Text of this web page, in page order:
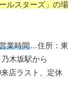
ルスターズ」の場
業時間…住所：東
木坂駅から
店ラスト、定休